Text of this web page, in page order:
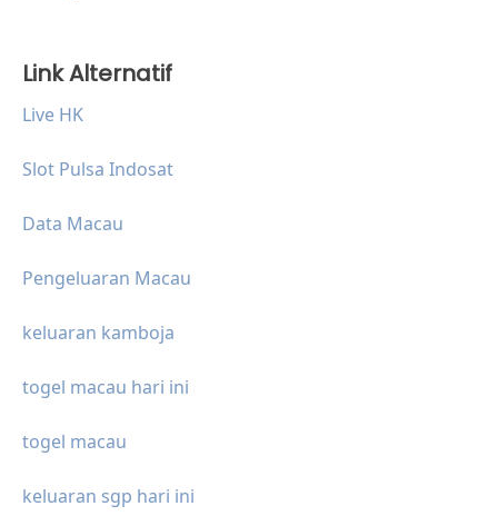
Link Alternatif
Live HK
Slot Pulsa Indosat
Data Macau
Pengeluaran Macau
keluaran kamboja
togel macau hari ini
togel macau
keluaran sgp hari ini